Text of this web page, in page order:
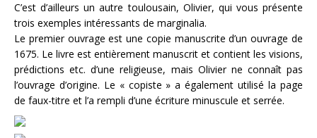
C’est d’ailleurs un autre toulousain, Olivier, qui vous présente
trois exemples intéressants de marginalia.
Le premier ouvrage est une copie manuscrite d’un ouvrage de
1675. Le livre est entièrement manuscrit et contient les visions,
prédictions etc. d’une religieuse, mais Olivier ne connaît pas
l’ouvrage d’origine. Le « copiste » a également utilisé la page
de faux-titre et l’a rempli d’une écriture minuscule et serrée.